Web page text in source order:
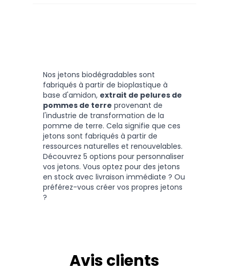
Nos jetons biodégradables sont
fabriqués à partir de bioplastique à
base d'amidon, extrait de pelures de
pommes de terre provenant de
l'industrie de transformation de la
pomme de terre. Cela signifie que ces
jetons sont fabriqués à partir de
ressources naturelles et renouvelables.
Découvrez 5 options pour personnaliser
vos jetons. Vous optez pour des jetons
en stock avec livraison immédiate ? Ou
préférez-vous créer vos propres jetons
?
Avis clients